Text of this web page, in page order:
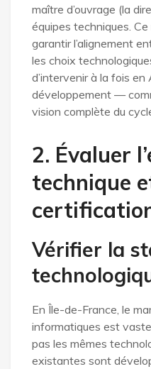
maître d’ouvrage (la
équipes techniques.
garantir l’alignement
les choix
d’intervenir à la fois
développement —
vision complète du
2. Évaluer
technique
Vérifier la
En Île-de-France, le
informatiques est
pas les mêmes
existantes sont